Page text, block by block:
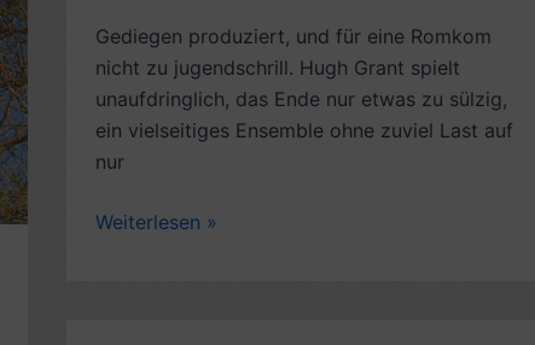
Gediegen produziert, und für eine Romkom
nicht zu jugendschrill. Hugh Grant spielt
unaufdringlich, das Ende nur etwas zu sülzig,
ein vielseitiges Ensemble ohne zuviel Last auf
nur
Rezension
Weiterlesen »